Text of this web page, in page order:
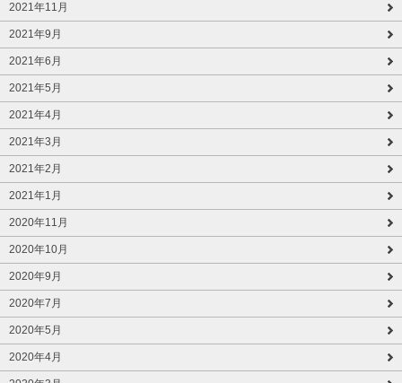
2021年11月
2021年9月
2021年6月
2021年5月
2021年4月
2021年3月
2021年2月
2021年1月
2020年11月
2020年10月
2020年9月
2020年7月
2020年5月
2020年4月